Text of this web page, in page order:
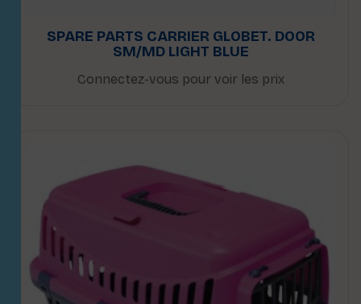
SPARE PARTS CARRIER GLOBET. DOOR
SM/MD LIGHT BLUE
Connectez-vous pour voir les prix